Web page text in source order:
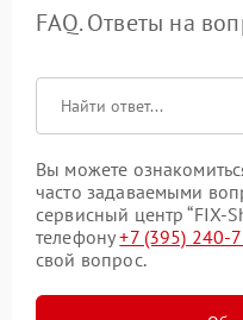
FAQ. Ответы на
Вы можете
часто задаваемыми
сервисный центр “FIX-
телефону+7 (395) 240-
свой вопрос.